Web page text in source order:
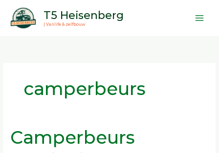
naar
T5 Heisenberg
| Vanlife & zelfbouw
camperbeurs
Camperbeurs
Camperbeurs
Hardenberg